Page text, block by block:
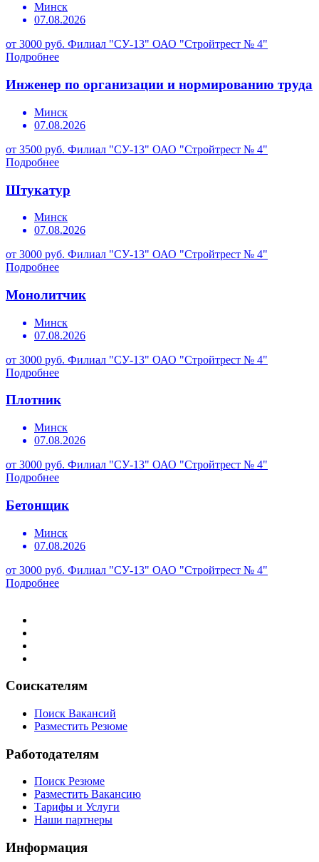
Минск
07.08.2026
от 3000 руб. Филиал "СУ-13" ОАО "Стройтрест № 4"
Подробнее
Инженер по организации и нормированию труда
Минск
07.08.2026
от 3500 руб. Филиал "СУ-13" ОАО "Стройтрест № 4"
Подробнее
Штукатур
Минск
07.08.2026
от 3000 руб. Филиал "СУ-13" ОАО "Стройтрест № 4"
Подробнее
Монолитчик
Минск
07.08.2026
от 3000 руб. Филиал "СУ-13" ОАО "Стройтрест № 4"
Подробнее
Плотник
Минск
07.08.2026
от 3000 руб. Филиал "СУ-13" ОАО "Стройтрест № 4"
Подробнее
Бетонщик
Минск
07.08.2026
от 3000 руб. Филиал "СУ-13" ОАО "Стройтрест № 4"
Подробнее
Соискателям
Поиск Вакансий
Разместить Резюме
Работодателям
Поиск Резюме
Разместить Вакансию
Тарифы и Услуги
Наши партнеры
Информация